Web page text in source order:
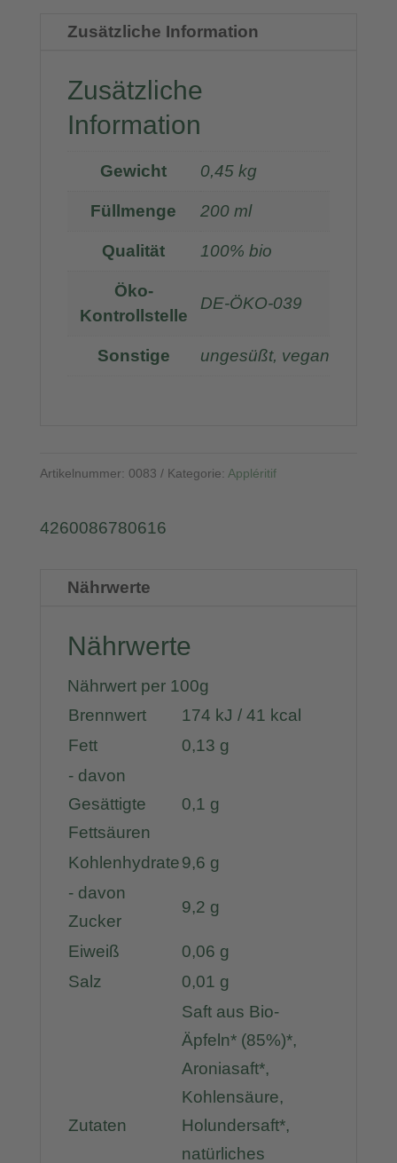
Zusätzliche Information
Zusätzliche
Information
Gewicht 0,45 kg
Füllmenge 200 ml
Qualität 100% bio
Öko-
Kontrollstelle
DE-ÖKO-039
Sonstige ungesüßt, vegan
Artikelnummer: 0083 Kategorie: Appléritif
4260086780616
Nährwerte
Nährwerte
Nährwert per 100g
Brennwert
174 kJ / 41 kcal
Fett
0,13 g
- davon
Gesättigte
Fettsäuren
0,1 g
Kohlenhydrate9,6 g
- davon
Zucker
9,2 g
Eiweiß
0,06 g
Salz
0,01 g
Zutaten
Saft aus Bio-
Äpfeln* (85%)*,
Aroniasaft*,
Kohlensäure,
Holundersaft*,
natürliches